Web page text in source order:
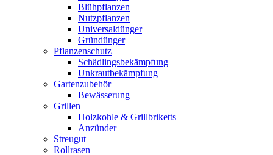
Blühpflanzen
Nutzpflanzen
Universaldünger
Gründünger
Pflanzenschutz
Schädlingsbekämpfung
Unkrautbekämpfung
Gartenzubehör
Bewässerung
Grillen
Holzkohle & Grillbriketts
Anzünder
Streugut
Rollrasen